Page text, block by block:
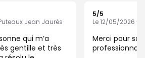
Jean Jaurès
qui m’a
gentille et très
5/5
Le 12/05/2026 -
Merci pour